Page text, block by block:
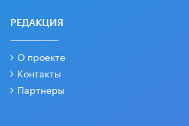
РЕДАКЦИЯ
О проекте
Контакты
Партнеры